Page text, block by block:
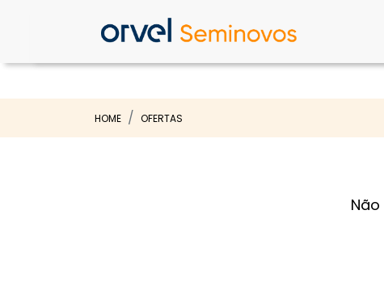
HOME OFERTAS